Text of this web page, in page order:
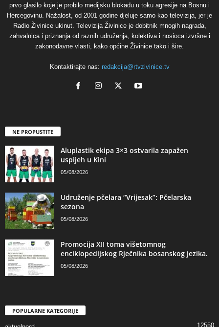
prvo glasilo koje je probilo medijsku blokadu u toku agresije na Bosnu i
Hercegovinu. Nažalost, od 2001 godine djeluje samo kao televizija, jer je
Radio Živinice ukinut. Televizija Živinice je dobitnik mnogih nagrada,
zahvalnica i priznanja od raznih udruženja, kolektiva i nosioca izvršne i
zakonodavne vlasti, kako općine Živinice tako i šire.
Kontaktirajte nas: redakcija@rtvzivinice.tv
NE PROPUSTITE
Aluplastik ekipa 3×3 ostvarila zapažen
uspijeh u Kini
05/08/2026
Udruženje pčelara “Vrijesak”: Pčelarska
sezona
05/08/2026
Promocija XII toma višetomnog
enciklopedijskog Rječnika bosanskog jezika.
05/08/2026
POPULARNE KATEGORIJE
12550